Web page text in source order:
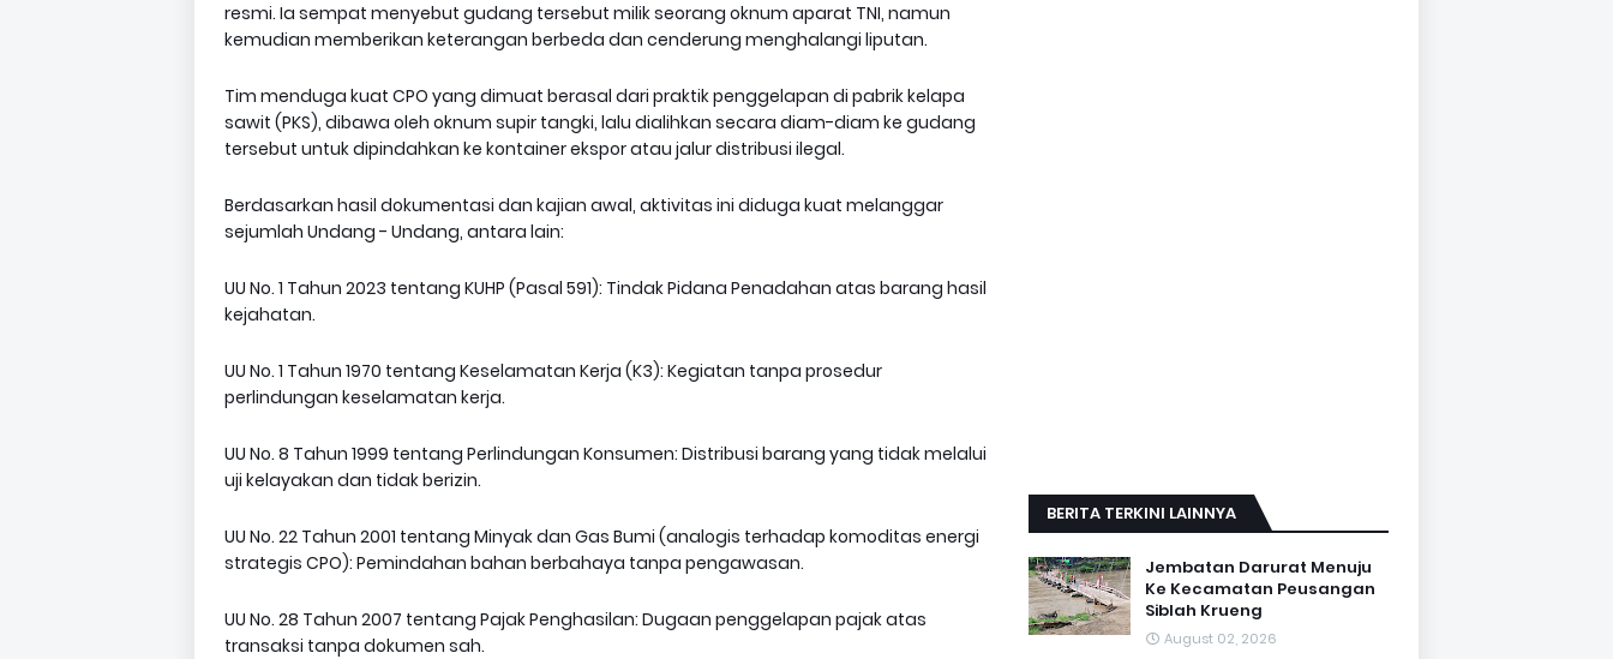
resmi. Ia sempat menyebut gudang tersebut milik seorang oknum aparat TNI, namun
kemudian memberikan keterangan berbeda dan cenderung menghalangi liputan.
Tim menduga kuat CPO yang dimuat berasal dari praktik penggelapan di pabrik kelapa
sawit (PKS), dibawa oleh oknum supir tangki, lalu dialihkan secara diam-diam ke gudang
tersebut untuk dipindahkan ke kontainer ekspor atau jalur distribusi ilegal.
Berdasarkan hasil dokumentasi dan kajian awal, aktivitas ini diduga kuat melanggar
sejumlah Undang - Undang, antara lain:
UU No. 1 Tahun 2023 tentang KUHP (Pasal 591): Tindak Pidana Penadahan atas barang hasil
kejahatan.
UU No. 1 Tahun 1970 tentang Keselamatan Kerja (K3): Kegiatan tanpa prosedur
perlindungan keselamatan kerja.
UU No. 8 Tahun 1999 tentang Perlindungan Konsumen: Distribusi barang yang tidak melalui
uji kelayakan dan tidak berizin.
UU No. 22 Tahun 2001 tentang Minyak dan Gas Bumi (analogis terhadap komoditas energi
strategis CPO): Pemindahan bahan berbahaya tanpa pengawasan.
UU No. 28 Tahun 2007 tentang Pajak Penghasilan: Dugaan penggelapan pajak atas
transaksi tanpa dokumen sah.
BERITA TERKINI LAINNYA
Jembatan Darurat Menuju
Ke Kecamatan Peusangan
Siblah Krueng
August 02, 2026